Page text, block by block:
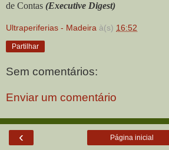
de Contas (Executive Digest)
Ultraperiferias - Madeira à(s) 16:52
Partilhar
Sem comentários:
Enviar um comentário
‹ Página inicial